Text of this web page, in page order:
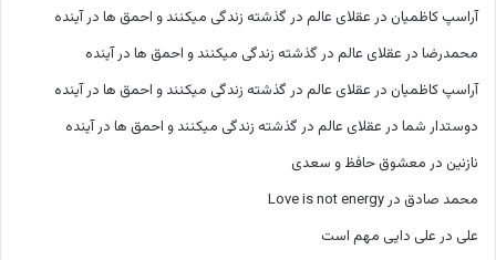
آراسپ کاظمیان در عقلای عالم در گذشته زندگی میکنند و احمق ها در آینده
محمدرضا در عقلای عالم در گذشته زندگی میکنند و احمق ها در آینده
آراسپ کاظمیان در عقلای عالم در گذشته زندگی میکنند و احمق ها در آینده
دوستدار شما در عقلای عالم در گذشته زندگی میکنند و احمق ها در آینده
نازنین در معشوق حافظ و سعدی
محمد صادق در Love is not energy
علی در علی دایی مهم است